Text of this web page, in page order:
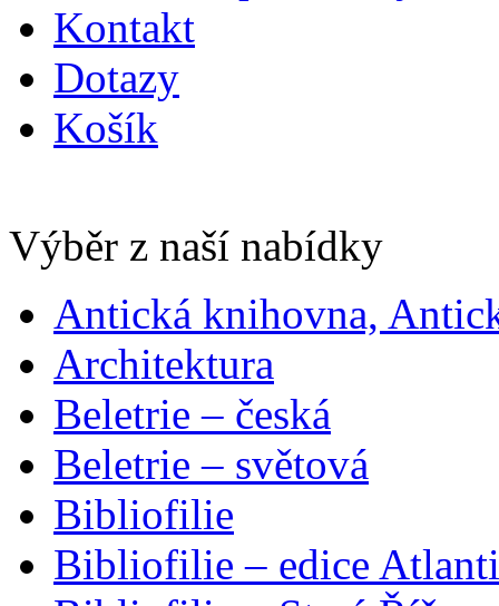
Kontakt
Dotazy
Košík
Výběr z naší nabídky
Antická knihovna,
Architektura
Beletrie – česká
Beletrie – světová
Bibliofilie
Bibliofilie – edice